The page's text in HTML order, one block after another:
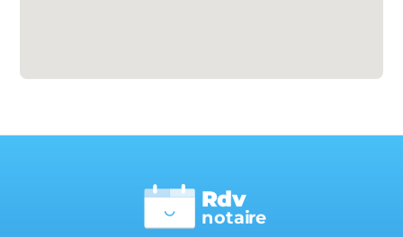
notaire
Rdv